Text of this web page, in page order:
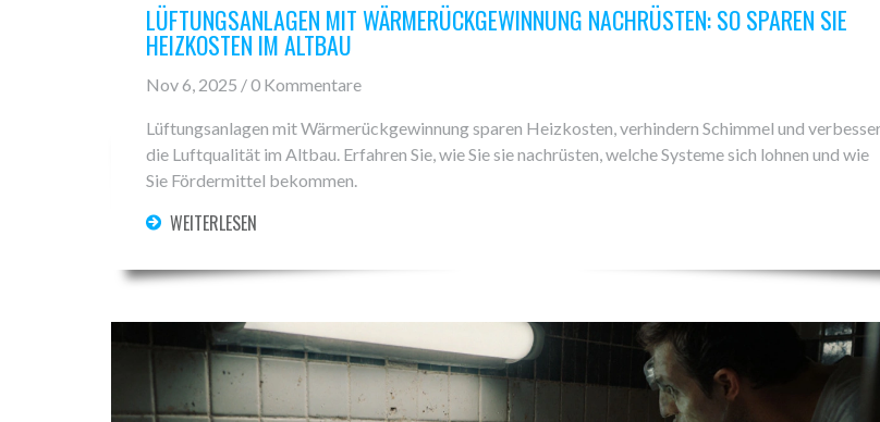
LÜFTUNGSANLAGEN MIT WÄRMERÜCKGEWINNUNG NACHRÜSTEN: SO SPAREN SIE
HEIZKOSTEN IM ALTBAU
Nov 6, 2025 / 0 Kommentare
Lüftungsanlagen mit Wärmerückgewinnung sparen Heizkosten, verhindern Schimmel und
die Luftqualität im Altbau. Erfahren Sie, wie Sie sie nachrüsten, welche Systeme sich lohnen und wie
Sie Fördermittel bekommen.
WEITERLESEN